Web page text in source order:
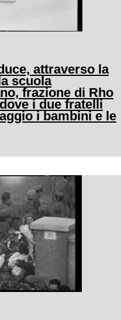
attraverso la
scuola
frazione di Rho
i due fratelli
i bambini e le